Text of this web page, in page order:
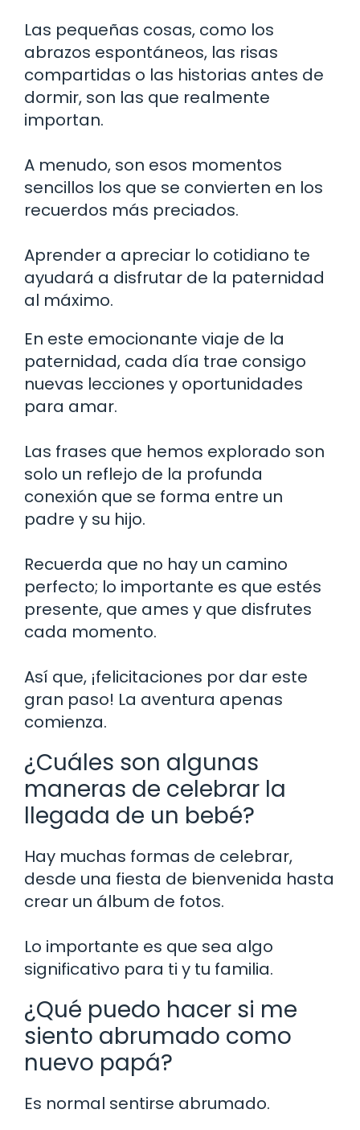
Las pequeñas cosas, como los
abrazos espontáneos, las risas
compartidas o las historias antes de
dormir, son las que realmente
importan.
A menudo, son esos momentos
sencillos los que se convierten en los
recuerdos más preciados.
Aprender a apreciar lo cotidiano te
ayudará a disfrutar de la paternidad
al máximo.
En este emocionante viaje de la
paternidad, cada día trae consigo
nuevas lecciones y oportunidades
para amar.
Las frases que hemos explorado son
solo un reflejo de la profunda
conexión que se forma entre un
padre y su hijo.
Recuerda que no hay un camino
perfecto; lo importante es que estés
presente, que ames y que disfrutes
cada momento.
Así que, ¡felicitaciones por dar este
gran paso! La aventura apenas
comienza.
¿Cuáles son algunas
maneras de celebrar la
llegada de un bebé?
Hay muchas formas de celebrar,
desde una fiesta de bienvenida hasta
crear un álbum de fotos.
Lo importante es que sea algo
significativo para ti y tu familia.
¿Qué puedo hacer si me
siento abrumado como
nuevo papá?
Es normal sentirse abrumado.